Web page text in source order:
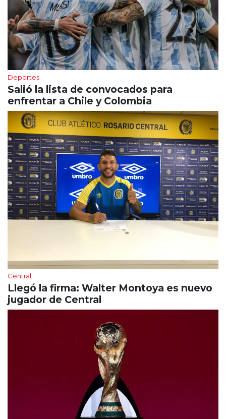
Deportes
Salió la lista de convocados para
enfrentar a Chile y Colombia
Central
Llegó la firma: Walter Montoya es nuevo
jugador de Central